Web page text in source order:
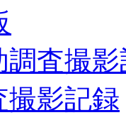
調査撮
撮影記録